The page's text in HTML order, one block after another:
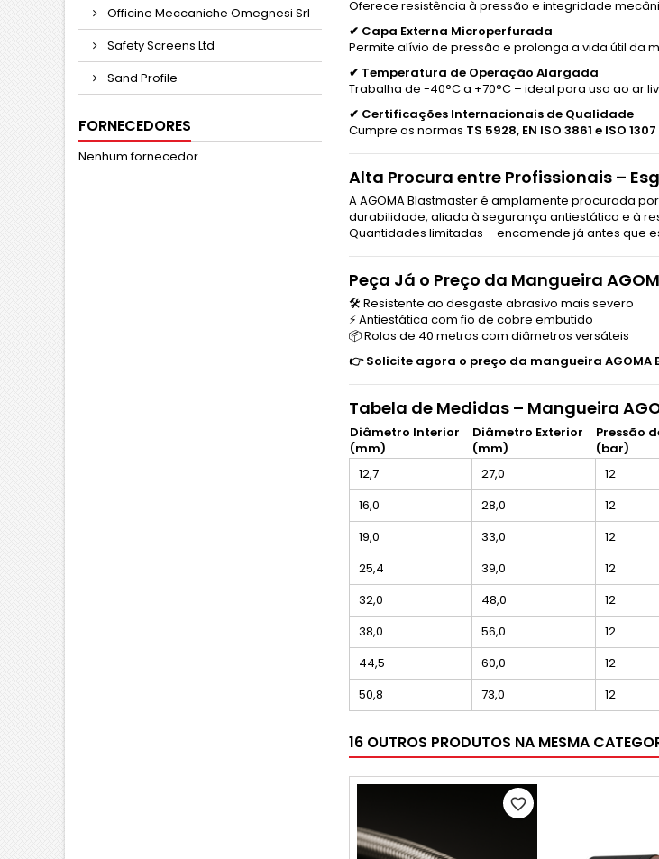
Officine Meccaniche Omegnesi Srl
Safety Screens Ltd
Sand Profile
FORNECEDORES
Nenhum fornecedor
Oferece resistência à pressão e integridade
✔ Capa Externa Microperfurada
Permite alívio de pressão e prolonga a vida útil da
✔ Temperatura de Operação Alargada
Trabalha de -40°C a +70°C – ideal para uso ao ar
✔ Certificações Internacionais de Qualidade
Cumpre as normas TS 5928, EN ISO 3861 e ISO 1307
Alta Procura entre Profissionais –
A AGOMA Blastmaster é amplamente procurada
durabilidade, aliada à segurança antiestática e à
Quantidades limitadas – encomende já antes que
Peça Já o Preço da Mangueira
🛠️ Resistente ao desgaste abrasivo mais severo
⚡ Antiestática com fio de cobre embutido
📦 Rolos de 40 metros com diâmetros versáteis
👉 Solicite agora o preço da mangueira
Tabela de Medidas – Mangueira
Diâmetro Interior
(mm)
Diâmetro Exterior
(mm)
Pressão
(bar)
12,7
27,0 12
16,0
28,0 12
19,0
33,0 12
25,4
39,0 12
32,0
48,0 12
38,0
56,0 12
44,5
60,0 12
50,8
73,0 12
16 OUTROS PRODUTOS NA MESMA
favorite_border